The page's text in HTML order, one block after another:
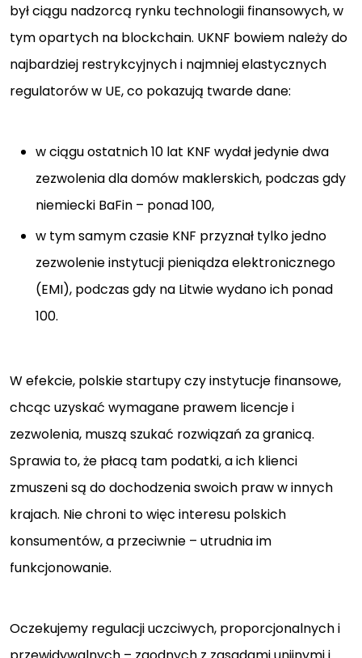
był ciągu nadzorcą rynku technologii finansowych, w
tym opartych na blockchain. UKNF bowiem należy do
najbardziej restrykcyjnych i najmniej elastycznych
regulatorów w UE, co pokazują twarde dane:
w ciągu ostatnich 10 lat KNF wydał jedynie dwa
zezwolenia dla domów maklerskich, podczas gdy
niemiecki BaFin – ponad 100,
w tym samym czasie KNF przyznał tylko jedno
zezwolenie instytucji pieniądza elektronicznego
(EMI), podczas gdy na Litwie wydano ich ponad
100.
W efekcie, polskie startupy czy instytucje finansowe,
chcąc uzyskać wymagane prawem licencje i
zezwolenia, muszą szukać rozwiązań za granicą.
Sprawia to, że płacą tam podatki, a ich klienci
zmuszeni są do dochodzenia swoich praw w innych
krajach. Nie chroni to więc interesu polskich
konsumentów, a przeciwnie – utrudnia im
funkcjonowanie.
Oczekujemy regulacji uczciwych, proporcjonalnych i